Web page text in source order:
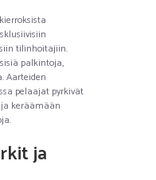
tilinhoitajiin.
palkintoja,
Aarteiden
pelaajat pyrkivät
keräämään
ja